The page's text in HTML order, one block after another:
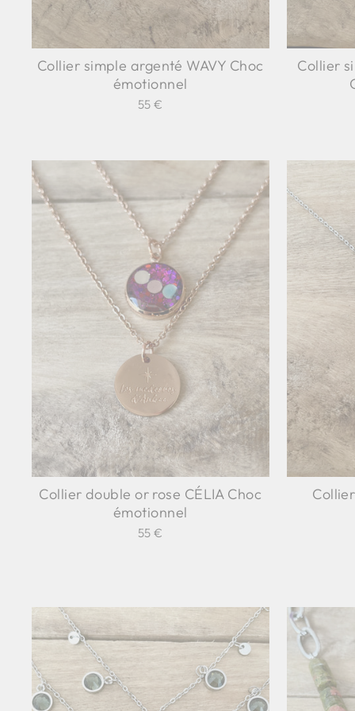
Collier simple argenté WAVY Choc
émotionnel
55 €
Collier
Collier double or rose CÉLIA Choc
émotionnel
55 €